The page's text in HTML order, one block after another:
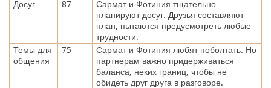
Досуг 87
Сармат и Фотиния тщательно
планируют досуг. Друзья составляют
план, пытаются предусмотреть любые
трудности.
Темы для
общения
75
Сармат и Фотиния любят поболтать. Но
партнерам важно придерживаться
баланса, неких границ, чтобы не
обидеть друг друга в разговоре.